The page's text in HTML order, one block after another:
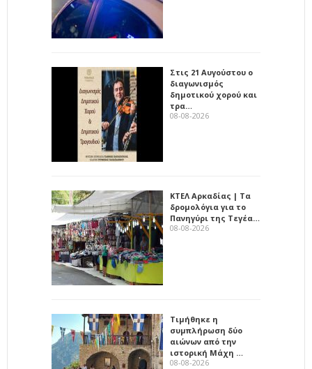
Στις 21 Αυγούστου ο
διαγωνισμός
δημοτικού χορού και
τρα…
08-08-2026
ΚΤΕΛ Αρκαδίας | Τα
δρομολόγια για το
Πανηγύρι της Τεγέα…
08-08-2026
Τιμήθηκε η
συμπλήρωση δύο
αιώνων από την
ιστορική Μάχη …
08-08-2026